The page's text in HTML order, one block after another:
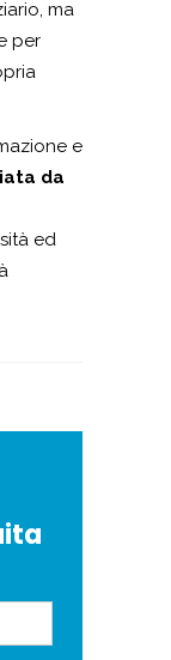
ma
per
e
da
ed